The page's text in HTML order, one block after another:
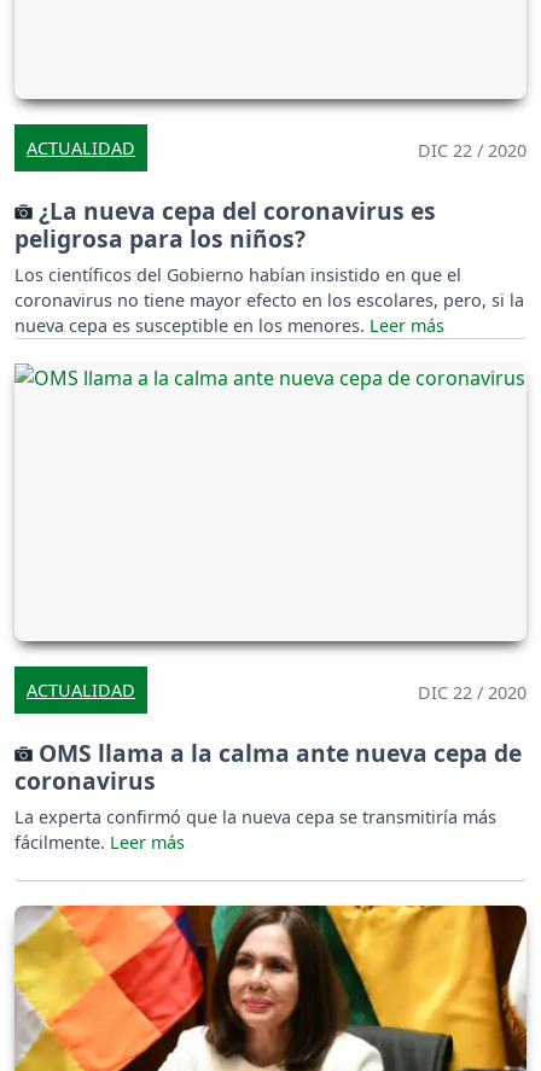
ACTUALIDAD DIC 22 / 2020
¿La nueva cepa del coronavirus es
peligrosa para los niños?
Los científicos del Gobierno habían insistido en que el
coronavirus no tiene mayor efecto en los escolares, pero, si la
nueva cepa es susceptible en los menores.
ACTUALIDAD DIC 22 / 2020
OMS llama a la calma ante nueva cepa de
coronavirus
La experta confirmó que la nueva cepa se transmitiría más
fácilmente.